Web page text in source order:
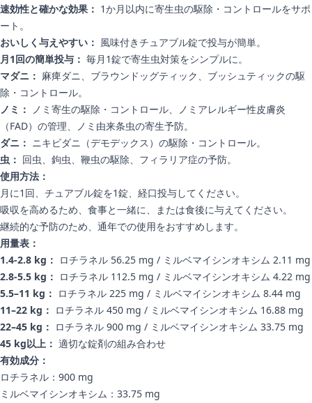
速効性と確かな効果： 1か月以内に寄生虫の駆除・コントロールをサポ
ート。
おいしく与えやすい： 風味付きチュアブル錠で投与が簡単。
月1回の簡単投与： 毎月1錠で寄生虫対策をシンプルに。
マダニ： 麻痺ダニ、ブラウンドッグティック、ブッシュティックの駆
除・コントロール。
ノミ：
ノミ寄生の駆除・コントロール、ノミアレルギー性皮膚炎
（FAD）の管理、ノミ由来条虫の寄生予防。
ダニ： ニキビダニ（デモデックス）の駆除・コントロール。
虫： 回虫、鉤虫、鞭虫の駆除、フィラリア症の予防。
使用方法：
月に1回、チュアブル錠を1錠、経口投与してください。
吸収を高めるため、食事と一緒に、または食後に与えてください。
継続的な予防のため、通年での使用をおすすめします。
用量表：
1.4-2.8 kg： ロチラネル 56.25 mg / ミルベマイシンオキシム 2.11 mg
2.8-5.5 kg： ロチラネル 112.5 mg / ミルベマイシンオキシム 4.22 mg
5.5–11 kg： ロチラネル 225 mg / ミルベマイシンオキシム 8.44 mg
11–22 kg： ロチラネル 450 mg / ミルベマイシンオキシム 16.88 mg
22–45 kg： ロチラネル 900 mg / ミルベマイシンオキシム 33.75 mg
45 kg以上： 適切な錠剤の組み合わせ
有効成分：
ロチラネル：900 mg
ミルベマイシンオキシム：33.75 mg